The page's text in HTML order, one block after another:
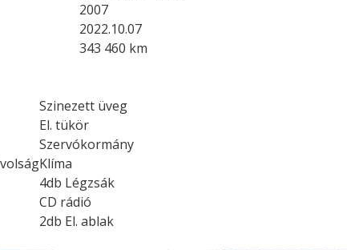
2007
2022.10.07
343 460 km
Szinezett üveg
El. tükör
Szervókormány
Klíma
4db Légzsák
CD rádió
2db El. ablak